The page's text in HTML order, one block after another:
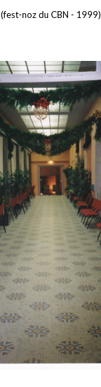
(fest-noz du CBN - 1999)